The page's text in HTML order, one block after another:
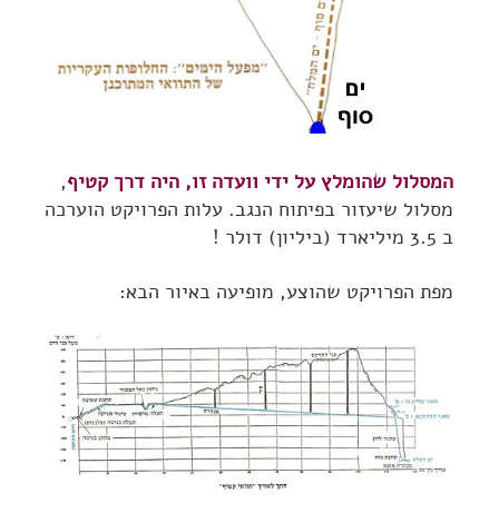
המסלול שהומלץ על ידי וועדה זו, היה דרך קטיף,
מסלול שיעזור בפיתוח הנגב. עלות הפרויקט הוערכה
ב 3.5 מיליארד (ביליון) דולר !
מפת הפרויקט שהוצע, מופיעה באיור הבא: